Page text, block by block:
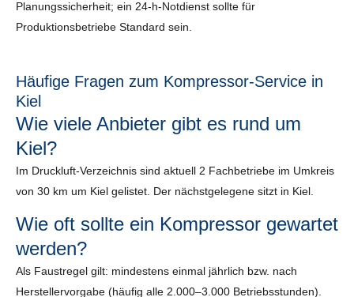
Planungssicherheit; ein 24-h-Notdienst sollte für
Produktionsbetriebe Standard sein.
Häufige Fragen zum Kompressor-Service in
Kiel
Wie viele Anbieter gibt es rund um
Kiel?
Im Druckluft-Verzeichnis sind aktuell 2 Fachbetriebe im Umkreis
von 30 km um Kiel gelistet. Der nächstgelegene sitzt in Kiel.
Wie oft sollte ein Kompressor gewartet
werden?
Als Faustregel gilt: mindestens einmal jährlich bzw. nach
Herstellervorgabe (häufig alle 2.000–3.000 Betriebsstunden).